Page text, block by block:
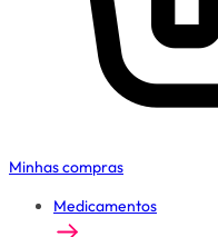
Minhas compras
Medicamentos